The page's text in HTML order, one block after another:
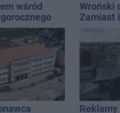
wśród
Wroński
Zamiast
zajmijcie